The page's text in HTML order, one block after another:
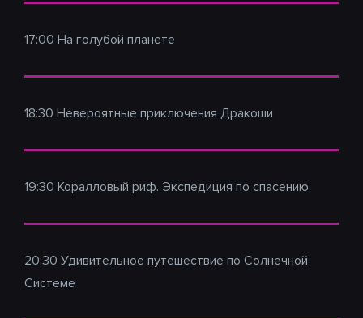
17:00 На голубой планете
18:30 Невероятные приключения Дракоши
19:30 Коралловый риф. Экспедиция по спасению
20:30 Удивительное путешествие по Солнечной
Системе